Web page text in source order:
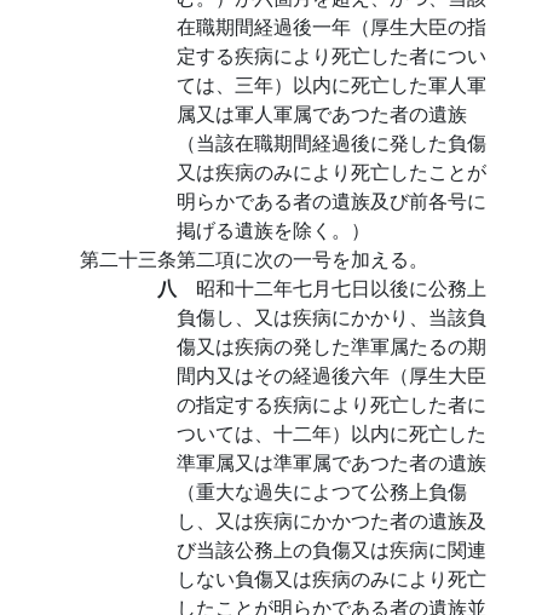
在職期間経過後一年（厚生大臣の指
定する疾病により死亡した者につい
ては、三年）以内に死亡した軍人軍
属又は軍人軍属であつた者の遺族
（当該在職期間経過後に発した負傷
又は疾病のみにより死亡したことが
明らかである者の遺族及び前各号に
掲げる遺族を除く。）
第二十三条第二項に次の一号を加える。
八 昭和十二年七月七日以後に公務上
負傷し、又は疾病にかかり、当該負
傷又は疾病の発した準軍属たるの期
間内又はその経過後六年（厚生大臣
の指定する疾病により死亡した者に
ついては、十二年）以内に死亡した
準軍属又は準軍属であつた者の遺族
（重大な過失によつて公務上負傷
し、又は疾病にかかつた者の遺族及
び当該公務上の負傷又は疾病に関連
しない負傷又は疾病のみにより死亡
したことが明らかである者の遺族並